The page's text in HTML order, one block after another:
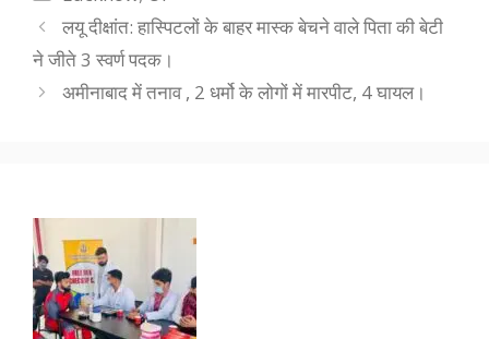
लयू दीक्षांत: हास्पिटलों के बाहर मास्क बेचने वाले पिता की बेटी
ने जीते 3 स्वर्ण पदक।
अमीनाबाद में तनाव , 2 धर्मो के लोगों में मारपीट, 4 घायल।